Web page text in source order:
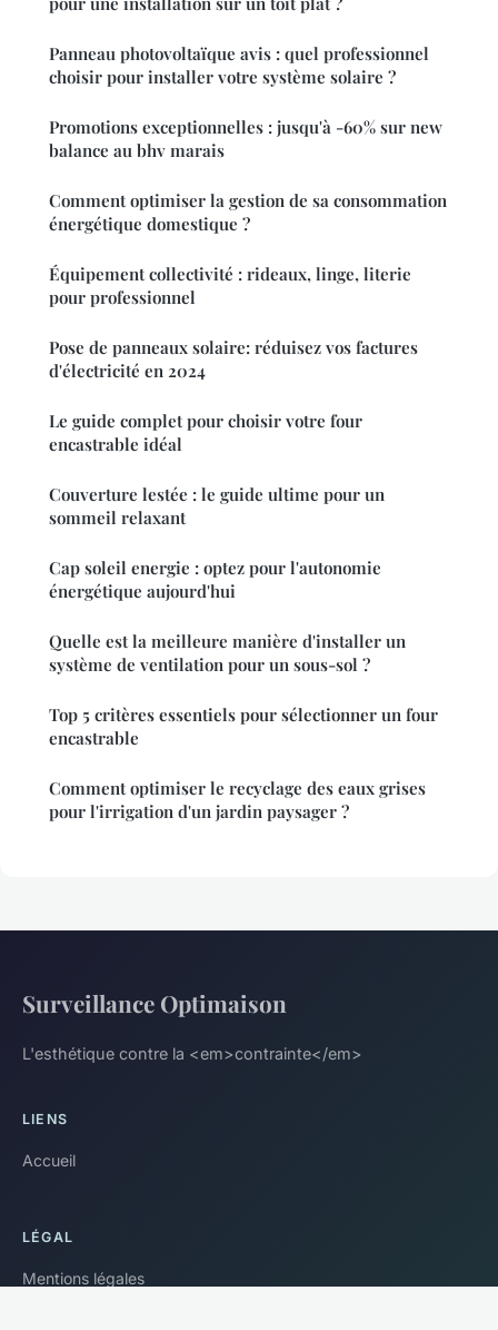
Panneau photovoltaïque avis : quel professionnel
choisir pour installer votre système solaire ?
Promotions exceptionnelles : jusqu'à -60% sur new
balance au bhv marais
Comment optimiser la gestion de sa consommation
énergétique domestique ?
Équipement collectivité : rideaux, linge, literie
pour professionnel
Pose de panneaux solaire: réduisez vos factures
d'électricité en 2024
Le guide complet pour choisir votre four
encastrable idéal
Couverture lestée : le guide ultime pour un
sommeil relaxant
Cap soleil energie : optez pour l'autonomie
énergétique aujourd'hui
Quelle est la meilleure manière d'installer un
système de ventilation pour un sous-sol ?
Top 5 critères essentiels pour sélectionner un four
encastrable
Comment optimiser le recyclage des eaux grises
pour l'irrigation d'un jardin paysager ?
Surveillance Optimaison
L'esthétique contre la <em>contrainte</em>
LIENS
Accueil
LÉGAL
Mentions légales